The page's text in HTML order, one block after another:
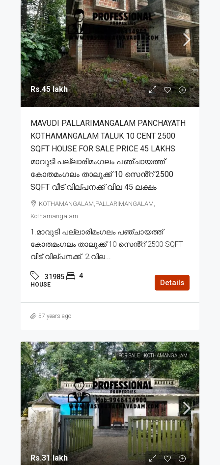
Rs.45 lakh
MAVUDI PALLARIMANGALAM PANCHAYATH
KOTHAMANGALAM TALUK 10 CENT 2500
SQFT HOUSE FOR SALE PRICE 45 LAKHS
മാവുടി പല്ലാരിമംഗലം പഞ്ചായത്ത്
കോതമംഗലം താലൂക്ക് 10 സെൻ്റ് 2500
SQFT വീട് വില്പനക്ക് വില 45 ലക്ഷം
KOTHAMANGALAM,PALLARIMANGALAM,
Kothamangalam
1.മാവുടി പല്ലാരിമംഗലം പഞ്ചായത്ത്
കോതമംഗലം താലൂക്ക് 10 സെൻ്റ് 2500 SQFT
വീട് വില്പനക്ക്. 2.വില...
31985 4
HOUSE Details
57 years ago
FOR SALE KOTHAMANGALAM
Rs.31 lakh